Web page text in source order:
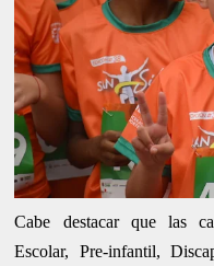
Cabe destacar que las
Escolar, Pre-infantil,